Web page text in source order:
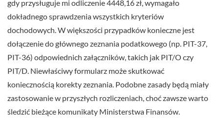
gdy przysługuje mi odliczenie 4448,16 zł, wymagało
dokładnego sprawdzenia wszystkich kryteriów
dochodowych. W większości przypadków konieczne jest
dołączenie do głównego zeznania podatkowego (np. PIT-37,
PIT-36) odpowiednich załączników, takich jak PIT/O czy
PIT/D. Niewłaściwy formularz może skutkować
koniecznością korekty zeznania. Podobne zasady będą miały
zastosowanie w przyszłych rozliczeniach, choć zawsze warto
śledzić bieżące komunikaty Ministerstwa Finansów.